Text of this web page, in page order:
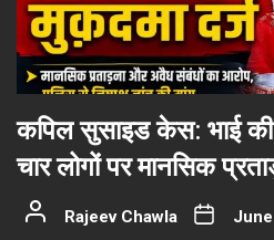
कपिल सुसाइड केस: भाई की
चार लोगों पर मानसिक
Rajeev Chawla